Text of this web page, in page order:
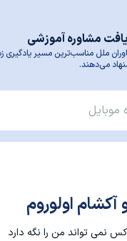
مشاوره آموزشی
ملل مناسب‌ترین مسیر یادگیری
می‌دهند.
اولوروم
نمی تواند من را نگه دارد